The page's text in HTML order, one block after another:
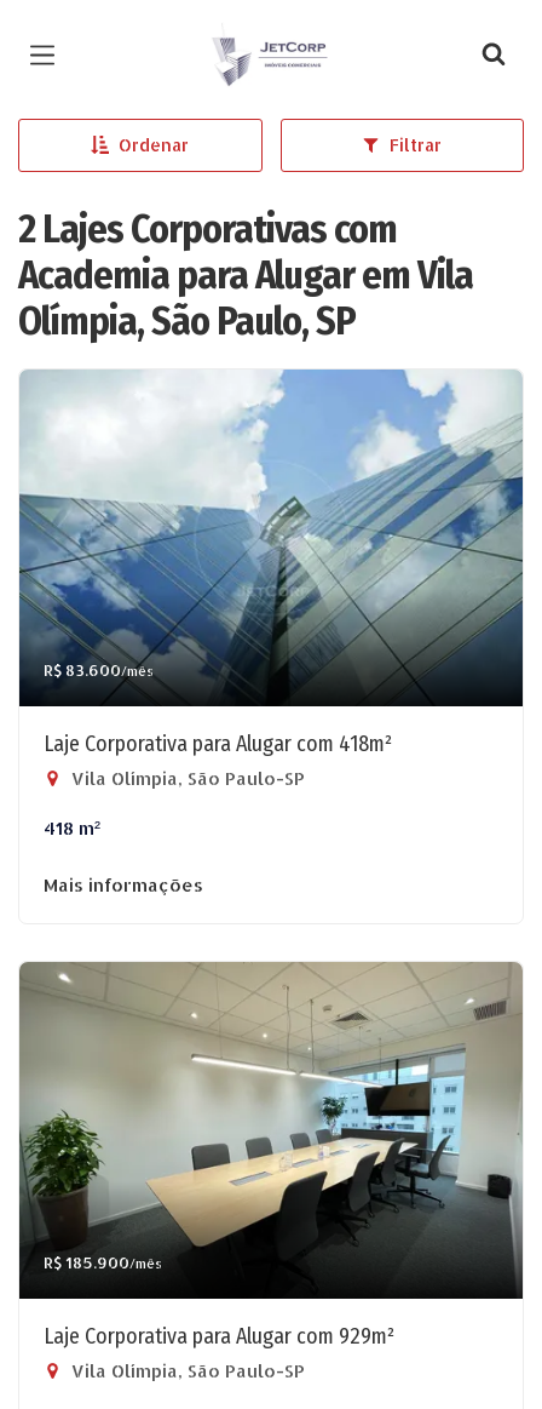
Página inicial
Ordenar Filtrar
2 Lajes Corporativas com
Academia para Alugar em Vila
Olímpia, São Paulo, SP
R$ 83.600/mês
Laje Corporativa para Alugar com 418m²
Vila Olímpia, São Paulo-SP
418 m²
Mais informações
R$ 185.900/mês
Laje Corporativa para Alugar com 929m²
Vila Olímpia, São Paulo-SP